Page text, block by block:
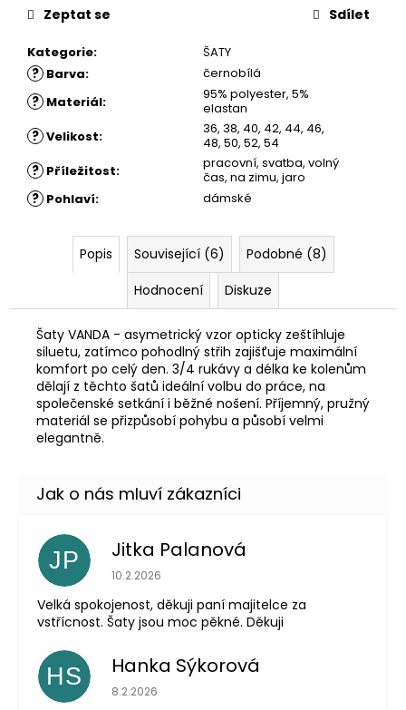
Kategorie: ŠATY
? Barva: černobílá
? Materiál:
95% polyester, 5%
elastan
? Velikost:
36, 38, 40, 42, 44, 46,
48, 50, 52, 54
? Příležitost:
pracovní, svatba, volný
čas, na zimu, jaro
? Pohlaví: dámské
Zeptat se Sdílet
Popis Související (6)
Podobné (8)
Hodnocení
Diskuze
Šaty VANDA - asymetrický vzor opticky zeštíhluje
siluetu, zatímco pohodlný střih zajišťuje maximální
komfort po celý den. 3/4 rukávy a délka ke kolenům
dělají z těchto šatů ideální volbu do práce, na
společenské setkání i běžné nošení. Příjemný, pružný
materiál se přizpůsobí pohybu a působí velmi
elegantně.
JP Jitka Palanová
Hodnocení obchodu je 5 z 5 hvězdiček.
10.2.2026
Velká spokojenost, děkuji paní majitelce za
vstřícnost. Šaty jsou moc pěkné. Děkuji
HS Hanka Sýkorová
Hodnocení obchodu je 5 z 5 hvězdiček.
8.2.2026
JANKA
ČERNÉ
780
Kč